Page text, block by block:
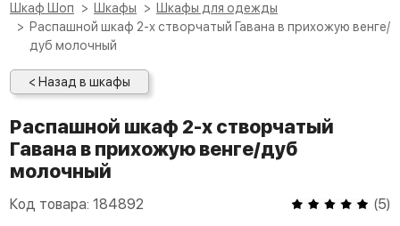
Шкаф Шоп Шкафы
Шкафы для одежды
Распашной шкаф 2-х створчатый Гавана в прихожую венге/
дуб молочный
< Назад в шкафы
Распашной шкаф 2-х створчатый
Гавана в прихожую венге/дуб
молочный
Код товара: 184892 (5)